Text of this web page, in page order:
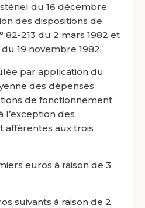
du 16 décembre
des dispositions de
82-213 du 2 mars 1982 et
19 novembre 1982.
par application du
des dépenses
de fonctionnement
l’exception des
afférentes aux trois
euros à raison de 3
suivants à raison de 2